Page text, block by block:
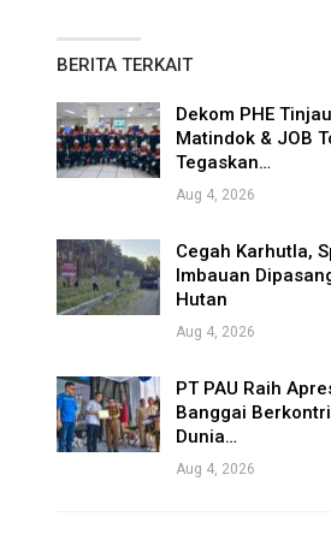
BERITA TERKAIT
Dekom PHE
Matindok & JOB
Tegaskan…
Aug 4, 2026
Cegah Karhutla,
Imbauan
Hutan
Aug 4, 2026
PT PAU Raih
Banggai
Dunia…
Aug 4, 2026